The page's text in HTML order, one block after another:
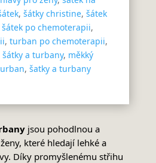
, šátky christine, šátek
šátek po chemoterapii,
, turban po chemoterapii,
šátky a turbany, měkký
, šatky a turbany
jsou pohodlnou a
které hledají lehké a
Díky promyšlenému střihu